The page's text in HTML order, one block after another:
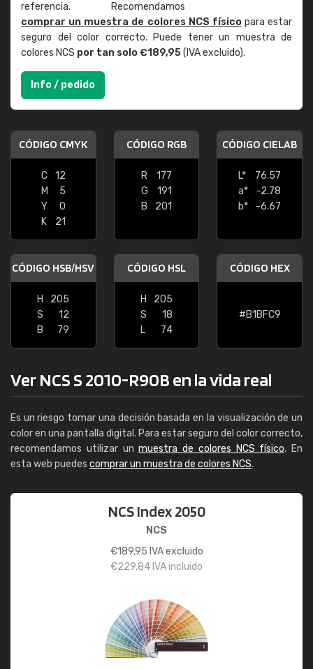
referencia. Recomendamos
comprar un muestra de colores NCS físicopara estar
seguro del color correcto. Puede tener un muestra de
colores NCS por tan solo €189,95(IVA excluido).
Info / pedido
CÓDIGO CMYK
C
12
M
5
Y
0
K
21
CÓDIGO RGB
R
177
G
191
B
201
CÓDIGO CIELAB
L*
76.57
a*
-2.78
b*
-6.67
CÓDIGO HSB/HSV
H
205
S
12
B
79
CÓDIGO HSL
H
205
S
18
L
74
CÓDIGO HEX
#B1BFC9
Ver NCS S 2010-R90B en la vida real
Es un riesgo tomar una decisión basada en la visualización de un
color en una pantalla digital. Para estar seguro del color correcto,
recomendamos utilizar unmuestra de colores NCS físico. En
esta web puedes comprar un muestra de colores NCS.
NCS Index 2050
NCS
€189,95 IVA excluido
€229,84 IVA incluido